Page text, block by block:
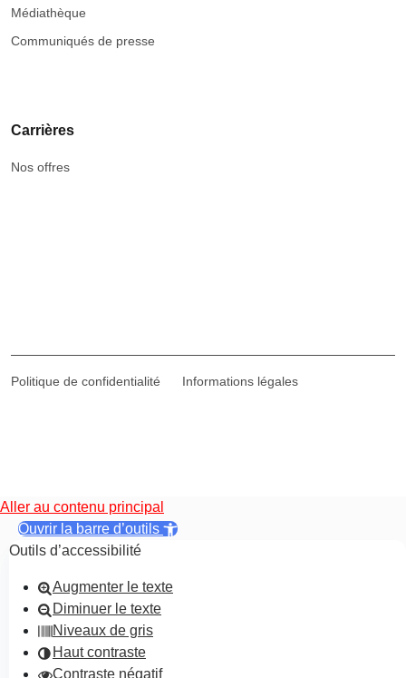
Médiathèque
Communiqués de presse
Carrières
Nos offres
Politique de confidentialité Informations légales
Aller au contenu principal
Ouvrir la barre d’outils
Outils d’accessibilité
Augmenter le texte
Diminuer le texte
Niveaux de gris
Haut contraste
Contraste négatif